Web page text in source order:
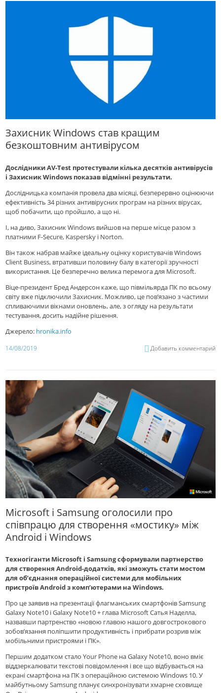
Захисник Windows став кращим
безкоштовним антивірусом
Дослідники AV-Test протестували кілька десятків антивірусів
і Захисник Windows показав відмінні результати.
Дослідницька компанія провела два місяці, безперервно оцінюючи
ефективність 34 різних антивірусних програм на різних вірусах,
щоб побачити, що пройшло, а що ні.
І, на диво, Захисник Windows вийшов на перше місце разом з
платними F-Secure, Kaspersky і Norton.
Він також набрав майже ідеальну оцінку користувачів Windows
Client Business, втративши половину балу в категорії зручності
використання. Це безперечно велика перемога для Microsoft.
Віце-президент Бред Андерсон каже, що півмільярда ПК по всьому
світу вже підключили Захисник. Можливо, це пов’язано з частими
спливаючими вікнами оновлень, але, з огляду на результати
тестування, досить надійне рішення.
Джерело: hronika.info
14/08/2019 Добавить комментарий
Microsoft і Samsung оголосили про
співпрацю для створення «мостику» між
Android і Windows
Техногіганти Microsoft і Samsung сформували партнерство
для створення Android-додатків, які зможуть стати мостом
для об’єднання операційної системи для мобільних
пристроїв Android з комп’ютерами на Windows.
Про це заявив на презентації флагманських смартфонів Samsung
Galaxy Note10 і Galaxy Note10 + глава Microsoft Сатья Наделла,
назвавши партренство «новою главою нашого довгострокового
зобов’язання поліпшити продуктивність і прибрати розрив між
мобільними пристроями і ПК».
Першим додатком стало Your Phone на Galaxy Note10, воно вміє
віддзеркалювати текстові повідомлення і все що відбувається на
екрані смартфона на ПК з операційною системою Windows 10. У
майбутньому Samsung планує синхронізувати хмарне сховище